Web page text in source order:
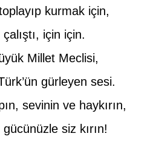
kurmak için,
için için.
Millet Meclisi,
gürleyen sesi.
sevinin ve haykırın,
siz kırın!